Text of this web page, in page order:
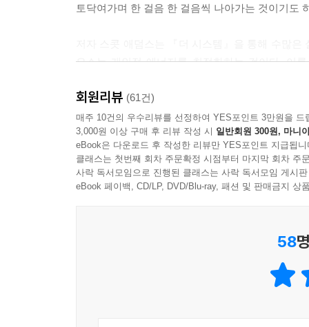
이기적인 사람
때문이다. 가장 이상적인 이기심은 시간을 들여
는 것이다. 자신의 건강과 경력을 등한시하는 사
로 전락하게 된다.
--- 「파트 2-2. 차라리 이기적인 사람이 되어라」
혹시 억지로 미소 짓기가 불편하다면 천성적으
--- 「파트 2-4. 당신의 상상이 현실이 된다」 중에서
토닥여가며 한 걸음 한 걸음씩 나아가는 것이기도
요소는 개인적 에너지를 최적화하는 것이다. 이
상황에선 어떡해야 하지? 『더 시스템』에 해답이
여러 가지 일을 두고 선택해야 하는 순간에 우선
책에서는 이를 ‘차라리 이기적인 사람이 되어
패스트푸드를 먹으며 일하지 말 것, 당장 마감
듯하지만 실제 닥치면 고민하게 되는 상황들이 생
수는 있다. 이를 테면 한 가지 기술만 익히는
회원리뷰 (61건)
매주 10건의 우수리뷰를 선정하여 YES포인트 3만원을 드
3,000원 이상 구매 후 리뷰 작성 시 일반회원 300원, 마니
eBook은 다운로드 후 작성한 리뷰만 YES포인트 지급됩니
클래스는 첫번째 회차 주문확정 시점부터 마지막 회차 주
사락 독서모임으로 진행된 클래스는 사락 독서모임 게시
eBook 페이백, CD/LP, DVD/Blu-ray, 패션 및 판매금지 상
58